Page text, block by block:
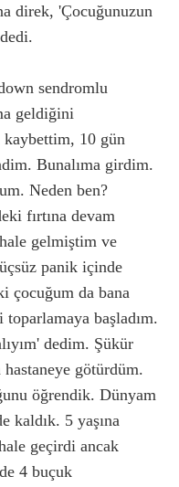
direk, 'Çocuğunuzun
sendromlu
geldiğini
10 gün
Bunalıma girdim.
Neden ben?
fırtına devam
gelmiştim ve
panik içinde
çocuğum da bana
başladım.
dedim. Şükür
götürdüm.
öğrendik. Dünyam
kaldık. 5 yaşına
geçirdi ancak
4 buçuk